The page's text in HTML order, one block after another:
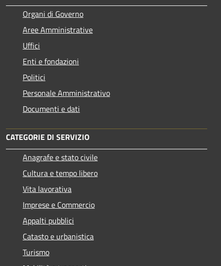
Organi di Governo
Aree Amministrative
Uffici
Enti e fondazioni
Politici
Personale Amministrativo
Documenti e dati
CATEGORIE DI SERVIZIO
Anagrafe e stato civile
Cultura e tempo libero
Vita lavorativa
Imprese e Commercio
Appalti pubblici
Catasto e urbanistica
Turismo